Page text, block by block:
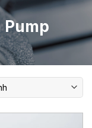
Pump